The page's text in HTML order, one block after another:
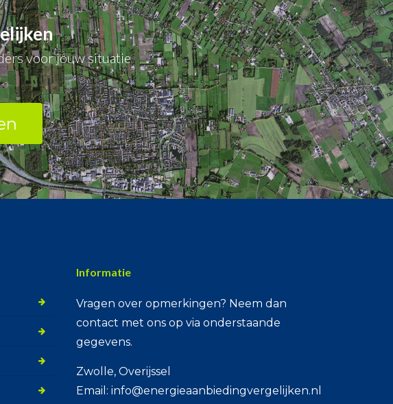
voor jouw situatie
Informatie
Vragen over opmerkingen? Neem dan
contact met ons op via onderstaande
gegevens.
Zwolle, Overijssel
Email: info@energieaanbiedingvergelijken.nl